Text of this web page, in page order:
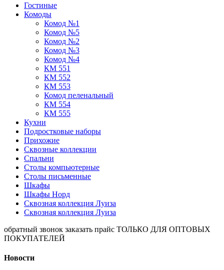
Гостиные
Комоды
Комод №1
Комод №5
Комод №2
Комод №3
Комод №4
КМ 551
КМ 552
КМ 553
Комод пеленальный
КМ 554
КМ 555
Кухни
Подростковые наборы
Прихожие
Сквозные коллекции
Спальни
Столы компьютерные
Столы письменные
Шкафы
Шкафы Норд
Сквозная коллекция Луиза
Сквозная коллекция Луиза
обратный звонок заказать прайс ТОЛЬКО ДЛЯ ОПТОВЫХ
ПОКУПАТЕЛЕЙ
Новости